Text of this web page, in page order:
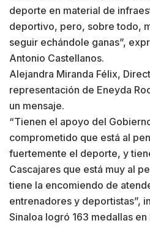
deporte en material de
deportivo, pero, sobre todo,
seguir echándole ganas”,
Antonio Castellanos.
Alejandra Miranda Félix,
representación de Eneyda
un mensaje.
“Tienen el apoyo del
comprometido que está al
fuertemente el deporte, y
Cascajares que está muy al
tiene la encomiendo de
entrenadores y deportistas”,
Sinaloa logró 163 medallas